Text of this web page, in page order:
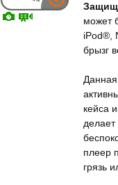
может
iPod®,
брызг
кейса
плеер
грязь